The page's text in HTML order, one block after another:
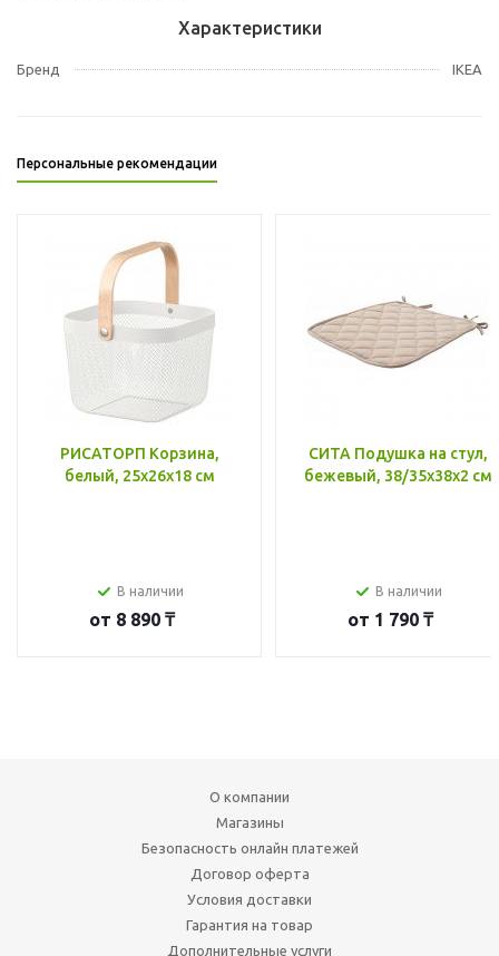
Характеристики
Бренд IKEA
Персональные рекомендации
РИСАТОРП Корзина,
белый, 25x26x18 см
В наличии
от 8 890 ₸
СИТА Подушка на стул,
бежевый, 38/35x38x2 см
В наличии
от 1 790 ₸
О компании
Магазины
Безопасность онлайн платежей
Договор оферта
Условия доставки
Гарантия на товар
Дополнительные услуги